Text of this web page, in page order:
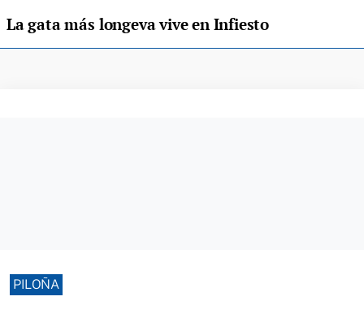
La gata más longeva vive en Infiesto
PILOÑA